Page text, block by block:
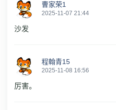
曹家荣1
2025-11-07 21:44
沙发
程翰青15
2025-11-08 16:56
厉害。